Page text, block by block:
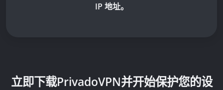
IP 地址。
立即下载PrivadoVPN并开始保护您的设